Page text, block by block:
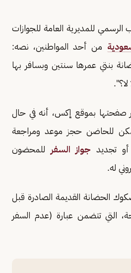
للمديرية العامة للجوازات
من أحد المواطنين، نصه:
بنتي عمرها سنتين وبسافر بها
صفحتها بموقع إكس، أنه في حال
للحاضن حجز موعد ومراجعة
أو تجديد جواز السفر للمحضون
له.
الحضانة القديمة الصادرة قبل
التي تتضمن عبارة (عدم السفر